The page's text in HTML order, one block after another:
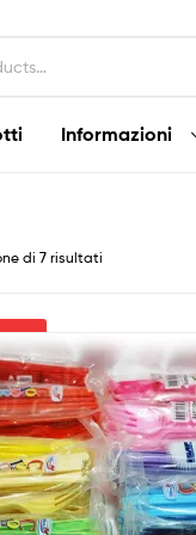
Informazioni
di 7 risultati